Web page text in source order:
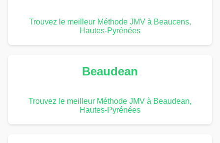
Trouvez le meilleur Méthode JMV à Beaucens,
Hautes-Pyrénées
Beaudean
Trouvez le meilleur Méthode JMV à Beaudean,
Hautes-Pyrénées